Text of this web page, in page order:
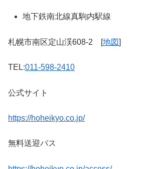
地下鉄南北線真駒内駅線
札幌市南区定山渓608-2 [地図]
TEL:011-598-2410
公式サイト
https://hoheikyo.co.jp/
無料送迎バス